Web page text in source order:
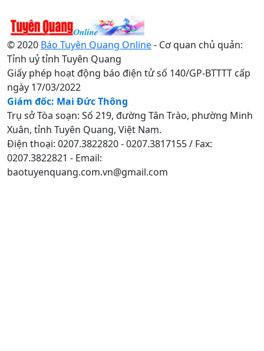
© 2020 Báo Tuyên Quang Online- Cơ quan chủ quản:
Tỉnh uỷ tỉnh Tuyên Quang
Giấy phép hoạt động báo điện tử số 140/GP-BTTTT cấp
ngày 17/03/2022
Giám đốc: Mai Đức Thông
Trụ sở Tòa soạn: Số 219, đường Tân Trào, phường Minh
Xuân, tỉnh Tuyên Quang, Việt Nam.
Điện thoại: 0207.3822820 - 0207.3817155 / Fax:
0207.3822821 - Email:
baotuyenquang.com.vn@gmail.com